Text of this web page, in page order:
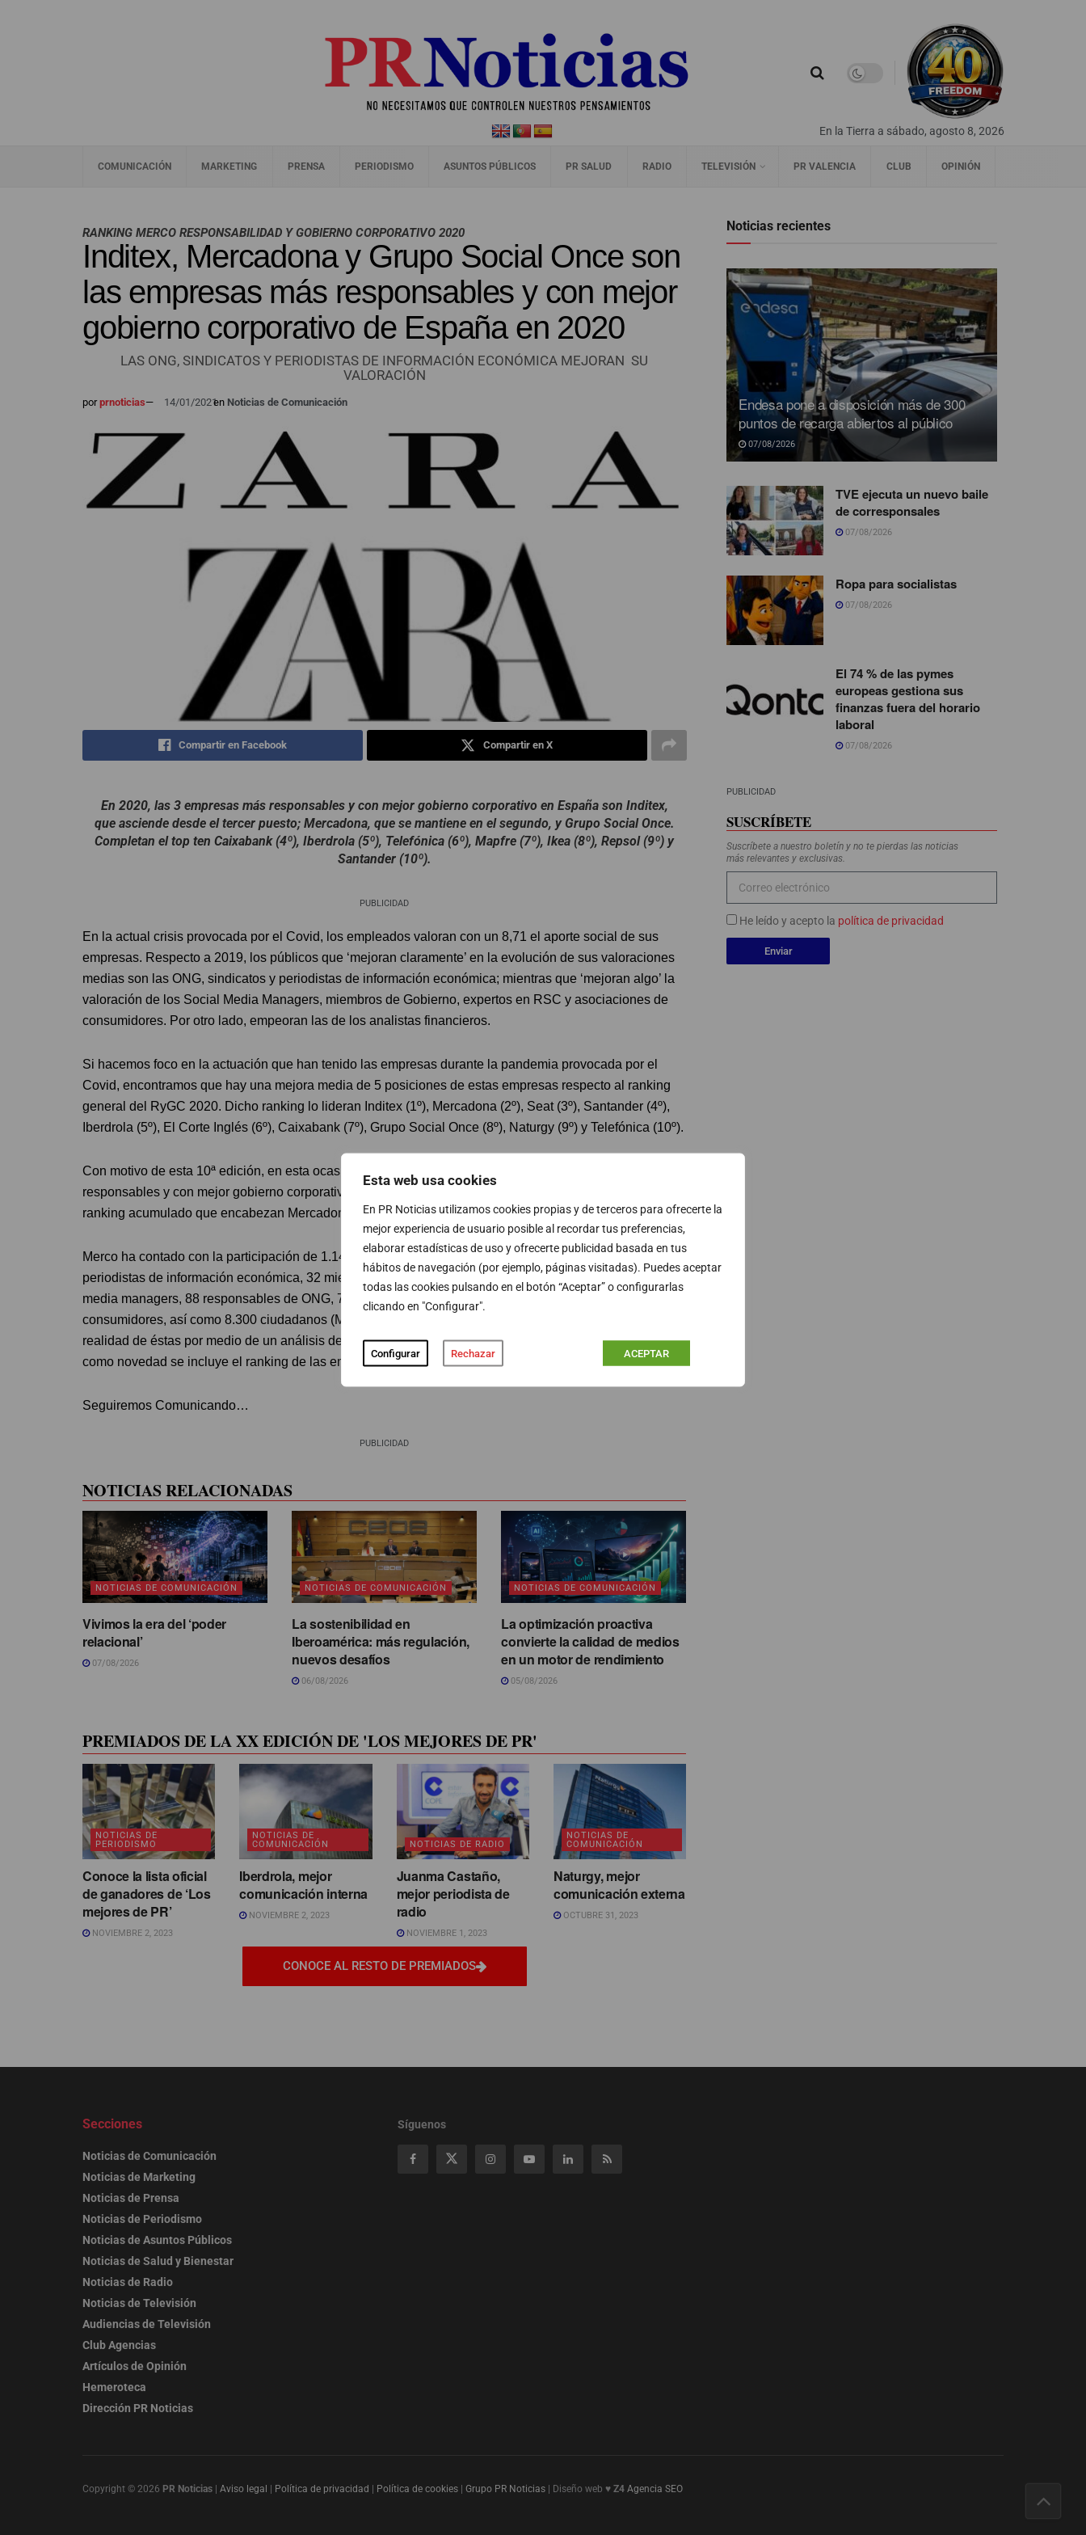
Esta web usa cookies
En PR Noticias utilizamos cookies propias y de terceros para ofrecerte la
mejor experiencia de usuario posible al recordar tus preferencias,
elaborar estadísticas de uso y ofrecerte publicidad basada en tus
hábitos de navegación (por ejemplo, páginas visitadas). Puedes aceptar
todas las cookies pulsando en el botón “Aceptar” o configurarlas
clicando en "Configurar".
Configurar Rechazar ACEPTAR
En la Tierra a sábado, agosto 8, 2026
COMUNICACIÓN MARKETING PRENSA PERIODISMO ASUNTOS PÚBLICOS PR SALUD RADIO TELEVISIÓN PR VALENCIA CLUB OPINIÓN
RANKING MERCO RESPONSABILIDAD Y GOBIERNO CORPORATIVO 2020
Inditex, Mercadona y Grupo Social Once son
las empresas más responsables y con mejor
gobierno corporativo de España en 2020
LAS ONG, SINDICATOS Y PERIODISTAS DE INFORMACIÓN ECONÓMICA MEJORAN SU
VALORACIÓN
porprnoticias— 14/01/2021en Noticias de Comunicación
Compartir en Facebook Compartir en X
En 2020, las 3 empresas más responsables y con mejor gobierno corporativo en España son Inditex,
que asciende desde el tercer puesto; Mercadona, que se mantiene en el segundo, y Grupo Social Once.
Completan el top ten Caixabank (4º), Iberdrola (5º), Telefónica (6º), Mapfre (7º), Ikea (8º), Repsol (9º) y
Santander (10º).
PUBLICIDAD
En la actual crisis provocada por el Covid, los empleados valoran con un 8,71 el aporte social de sus
empresas. Respecto a 2019, los públicos que ‘mejoran claramente’ en la evolución de sus valoraciones
medias son las ONG, sindicatos y periodistas de información económica; mientras que ‘mejoran algo’ la
valoración de los Social Media Managers, miembros de Gobierno, expertos en RSC y asociaciones de
consumidores. Por otro lado, empeoran las de los analistas financieros.
Si hacemos foco en la actuación que han tenido las empresas durante la pandemia provocada por el
Covid, encontramos que hay una mejora media de 5 posiciones de estas empresas respecto al ranking
general del RyGC 2020. Dicho ranking lo lideran Inditex (1º), Mercadona (2º), Seat (3º), Santander (4º),
Iberdrola (5º), El Corte Inglés (6º), Caixabank (7º), Grupo Social Once (8º), Naturgy (9º) y Telefónica (10º).
Con motivo de esta 10ª edición, en esta ocasión se ha querido homenajear a las 20 empresas más
responsables y con mejor gobierno corporativo en los 10 años de evaluación Merco RyGC con un
ranking acumulado que encabezan Mercadona (1º), Inditex (2º) y Caixabank (3º).
Merco ha contado con la participación de 1.141 directivos de grandes empresas, 84 expertos en RSC, 82
periodistas de información económica, 32 miembros de gobierno, 72 analistas financieros, 63 social
media managers, 88 responsables de ONG, 71 de sindicatos y 79 responsables de asociaciones de
consumidores, así como 8.300 ciudadanos (Merco Consumo). Junto a estas evaluaciones se considera la
realidad de éstas por medio de un análisis de indicadores objetivos por parte de 70 empresas y este año
como novedad se incluye el ranking de las empresas más responsables durante la pandemia.
Seguiremos Comunicando…
PUBLICIDAD
NOTICIAS RELACIONADAS
NOTICIAS DE COMUNICACIÓN
Vivimos la era del ‘poder
relacional’
07/08/2026
NOTICIAS DE COMUNICACIÓN
La sostenibilidad en
Iberoamérica: más regulación,
nuevos desafíos
06/08/2026
NOTICIAS DE COMUNICACIÓN
La optimización proactiva
convierte la calidad de medios
en un motor de rendimiento
05/08/2026
PREMIADOS DE LA XX EDICIÓN DE 'LOS MEJORES DE PR'
NOTICIAS DE
PERIODISMO
Conoce la lista oficial
de ganadores de ‘Los
mejores de PR’
NOVIEMBRE 2, 2023
NOTICIAS DE
COMUNICACIÓN
Iberdrola, mejor
comunicación interna
NOVIEMBRE 2, 2023
NOTICIAS DE RADIO
Juanma Castaño,
mejor periodista de
radio
NOVIEMBRE 1, 2023
NOTICIAS DE
COMUNICACIÓN
Naturgy, mejor
comunicación externa
OCTUBRE 31, 2023
CONOCE AL RESTO DE PREMIADOS
Noticias recientes
Endesa pone a disposición más de 300
puntos de recarga abiertos al público
07/08/2026
TVE ejecuta un nuevo baile
de corresponsales
07/08/2026
Ropa para socialistas
07/08/2026
El 74 % de las pymes
europeas gestiona sus
finanzas fuera del horario
laboral
07/08/2026
PUBLICIDAD
SUSCRÍBETE
Suscríbete a nuestro boletín y no te pierdas las noticias
más relevantes y exclusivas.
He leído y acepto la política de privacidad
Enviar
Secciones
Noticias de Comunicación
Noticias de Marketing
Noticias de Prensa
Noticias de Periodismo
Noticias de Asuntos Públicos
Noticias de Salud y Bienestar
Noticias de Radio
Noticias de Televisión
Audiencias de Televisión
Club Agencias
Artículos de Opinión
Hemeroteca
Dirección PR Noticias
Síguenos
Copyright © 2026 PR Noticias | Aviso legal | Política de privacidad | Política de cookies | Grupo PR Noticias | Diseño web ♥ Z4 Agencia SEO